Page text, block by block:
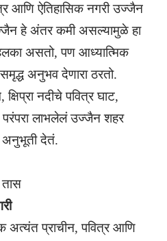
आणि ऐतिहासिक नगरी उज्जैन
हे अंतर कमी असल्यामुळे हा
हलका असतो, पण आध्यात्मिक
अनुभव देणारा ठरतो.
क्षिप्रा नदीचे पवित्र घाट,
परंपरा लाभलेलं उज्जैन शहर
अनुभूती देतं.
अत्यंत प्राचीन, पवित्र आणि